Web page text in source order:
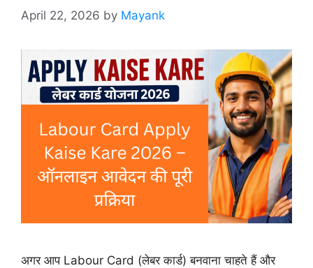
April 22, 2026 by Mayank
अगर आप Labour Card (लेबर कार्ड) बनवाना चाहते हैं और